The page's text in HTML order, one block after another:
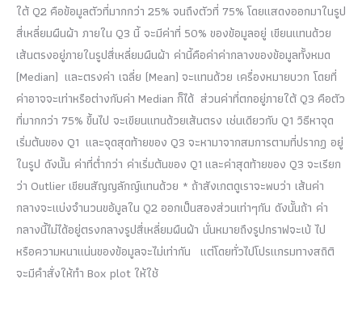
ใต้ Q2 คือข้อมูลตัวที่มากกว่า 25% จนถึงตัวที่ 75% โดยแสดงออกมาในรูป
สี่เหลี่ยมผืนผ้า ภายใน Q3 นี้ จะมีค่าที่ 50% ของข้อมูลอยู่ เขียนแทนด้วย
เส้นตรงอยู่ภายในรูปสี่เหลี่ยมผืนผ้า ค่านี้คือค่าค่ากลางของข้อมูลทั้งหมด
(Median) และตรงค่า เฉลี่ย (Mean) จะแทนด้วย เครื่องหมายบวก โดยที่
ค่าอาจจะเท่าหรือต่างกับค่า Median ก็ได้ ส่วนค่าที่ตกอยู่ภายใต้ Q3 คือตัว
ที่มากกว่า 75% ขึ้นไป จะเขียนแทนด้วยเส้นตรง เช่นเดียวกับ Q1 วิธีหาจุด
เริ่มต้นของ Q1 และจุดสุดท้ายของ Q3 จะหามาจากสมการตามที่ปรากฏ อยู่
ในรูป ดังนั้น ค่าที่ต่ำกว่า ค่าเริ่มต้นของ Q1 และค่าสุดท้ายของ Q3 จะเรียก
ว่า Outlier เขียนสัญญลักญ์แทนด้วย * ถ้าสังเกตดูเราจะพบว่า เส้นค่า
กลางจะแบ่งจำนวนขอ้มูลใน Q2 ออกเป็นสองส่วนเท่าๆกัน ดังนั้นถ้า ค่า
กลางนี้ไม่ได้อยู่ตรงกลางรูปสี่เหลี่ยมผืนผ้า นั่นหมายถึงรูปกราฟจะเบ้ ไป
หรือความหนาแน่นของข้อมูลจะไม่เท่ากัน แต่โดยทั่วไปโปรแกรมทางสถิติ
จะมีคำสั่งให้ทำ Box plot ให้ใช้